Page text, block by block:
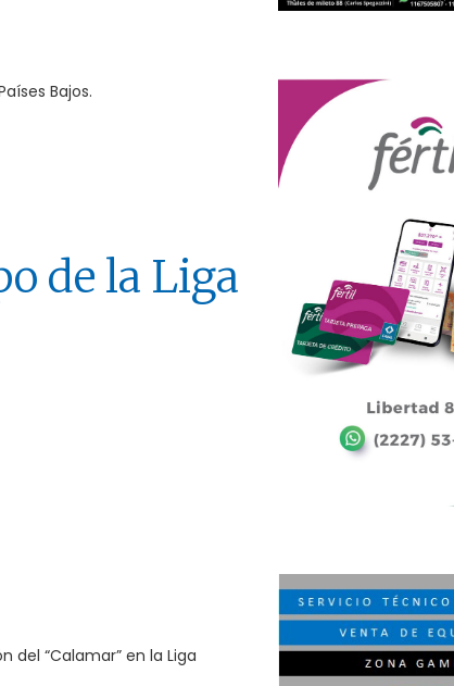
Bajos.
de la Liga
del “Calamar” en la Liga